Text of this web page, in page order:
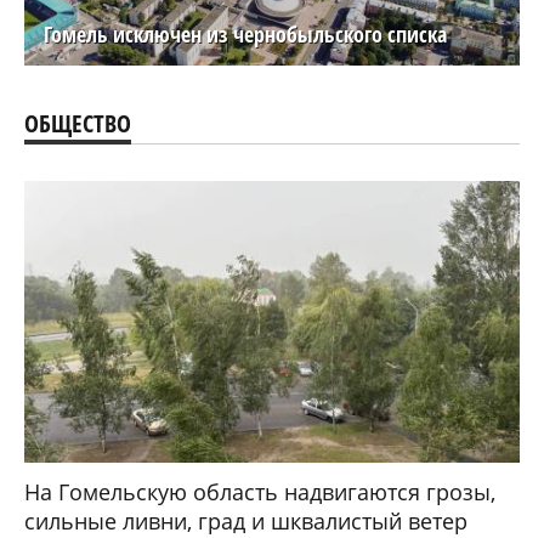
Гомель исключен из чернобыльского списка
ОБЩЕСТВО
На Гомельскую область надвигаются грозы,
сильные ливни, град и шквалистый ветер